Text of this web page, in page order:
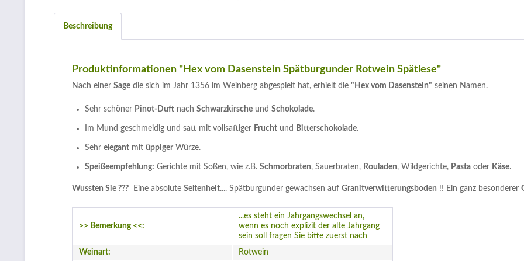
Beschreibung
Produktinformationen "Hex vom Dasenstein Spätburgunder Rotwein Spätlese"
Nach einer Sage die sich im Jahr 1356 im Weinberg abgespielt hat, erhielt die "Hex vom Dasenstein" seinen Namen.
Sehr schöner Pinot-Duft nach Schwarzkirsche und Schokolade.
Im Mund geschmeidig und satt mit vollsaftiger Frucht und Bitterschokolade.
Sehr elegant mit üppiger Würze.
Speißeempfehlung: Gerichte mit Soßen, wie z.B. Schmorbraten, Sauerbraten, Rouladen, Wildgerichte, Pasta oder Käse.
Wussten Sie ??? Eine absolute Seltenheit.... Spätburgunder gewachsen auf Granitverwitterungsboden !! Ein ganz besonderer
>> Bemerkung <<:
...es steht ein Jahrgangswechsel an,
wenn es noch explizit der alte Jahrgang
sein soll fragen Sie bitte zuerst nach
Weinart:
Rotwein